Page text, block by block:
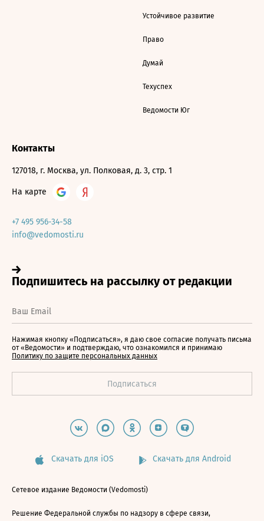
Устойчивое развитие
Право
Думай
Техуспех
Ведомости Юг
Контакты
127018, г. Москва, ул. Полковая, д. 3, стр. 1
На карте
+7 495 956-34-58
info@vedomosti.ru
Нажимая кнопку «Подписаться», я даю свое согласие получать письма
от «Ведомости» и подтверждаю, что ознакомился и принимаю
Политику по защите персональных данных
Скачать для iOS Скачать для Android
Сетевое издание Ведомости (Vedomosti)
Решение Федеральной службы по надзору в сфере связи,